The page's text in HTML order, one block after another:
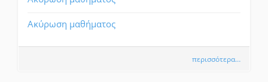
Ακύρωση μαθήματος
περισσότερα…